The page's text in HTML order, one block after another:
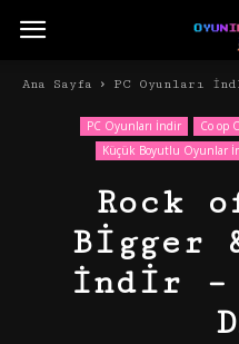
Ana Sayfa PC Oyunları
PC Oyunları İndir Co op
Küçük Boyutlu Oyunlar
Rock
Bigger
İndir –